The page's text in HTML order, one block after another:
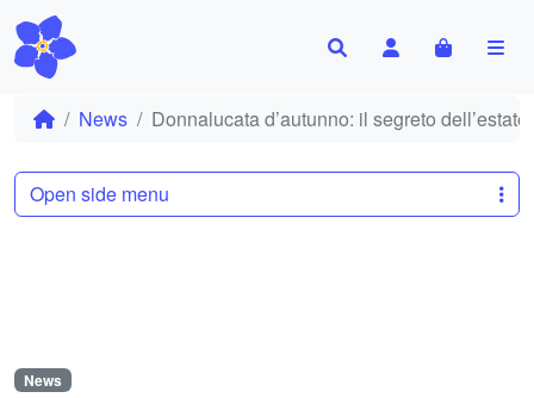
Search AccountCart
News Donnalucata d’autunno: il segreto
News
Open side menu